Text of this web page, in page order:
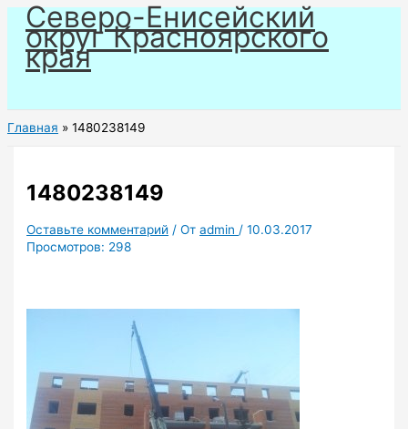
Перейти
содержимому
Северо-Енисейский
округ Красноярского
края
Главная 1480238149
1480238149
Оставьте комментарий / Отadmin /10.03.2017
Просмотров: 298